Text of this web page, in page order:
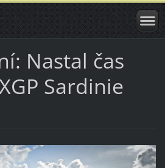
Nastal čas
Sardinie